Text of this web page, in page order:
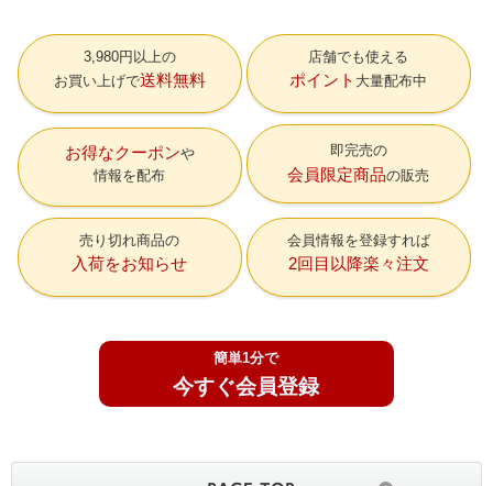
3,980円以上の
お買い上げで送料無料
店舗でも使える
ポイント 大量配布中
お得なクーポン
情報を配布
即完売の
会員限定商品の販売
売り切れ商品の
入荷をお知らせ
会員情報を登録すれば
2回目以降楽々注文
簡単1分で
今すぐ会員登録